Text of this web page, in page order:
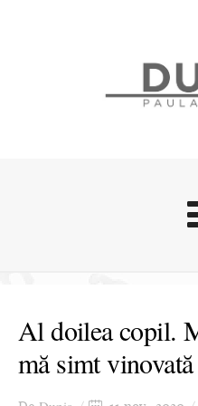
Al doilea copil.
mă simt vinovată